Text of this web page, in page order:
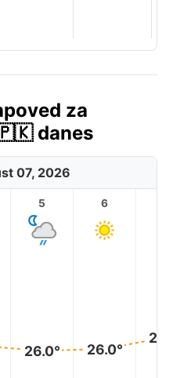
za
danes
07, 2026
5
26.0°
6
26.0°